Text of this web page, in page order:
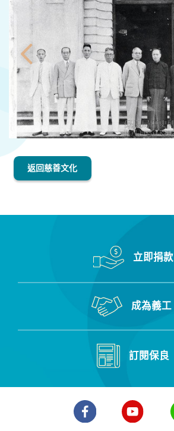
返回慈善文化
立即捐款
成為義工
訂閱保良